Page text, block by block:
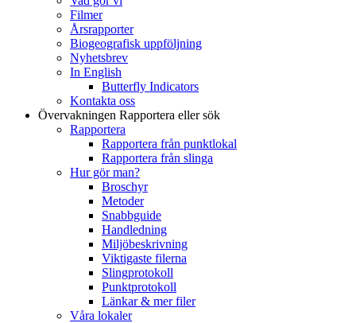
Filmer
Årsrapporter
Biogeografisk uppföljning
Nyhetsbrev
In English
Butterfly Indicators
Kontakta oss
Övervakningen Rapportera eller sök
Rapportera
Rapportera från punktlokal
Rapportera från slinga
Hur gör man?
Broschyr
Metoder
Snabbguide
Handledning
Miljöbeskrivning
Viktigaste filerna
Slingprotokoll
Punktprotokoll
Länkar & mer filer
Våra lokaler